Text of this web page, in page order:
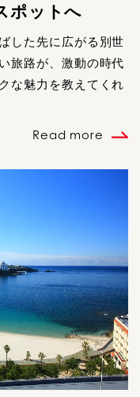
ポットへ
した先に広がる別世
旅路が、激動の時代
な魅力を教えてくれ
Read more